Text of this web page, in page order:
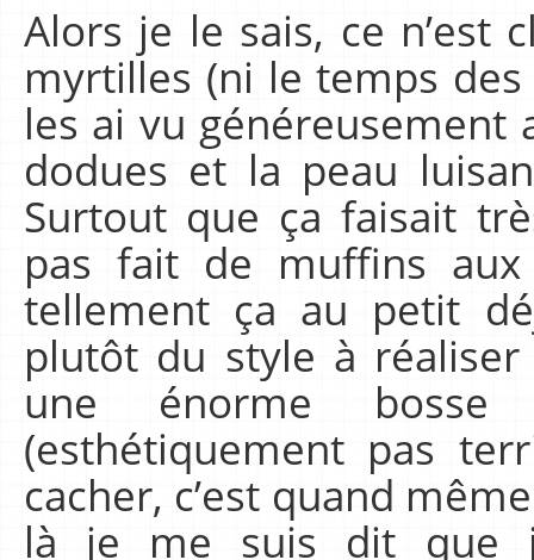
Alors je le sais, ce n’est
myrtilles (ni le temps
les ai vu généreusement
dodues et la peau
Surtout que ça faisait
pas fait de muffins
tellement ça au petit
plutôt du style à
une énorme bosse
(esthétiquement pas
cacher, c’est quand
là je me suis dit que